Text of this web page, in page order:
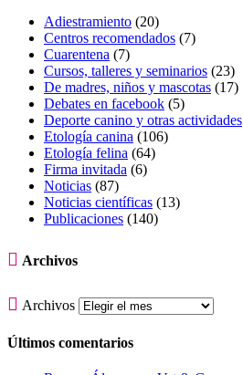
Adiestramiento (20)
Centros recomendados (7)
Cuarentena (7)
Cursos, talleres y seminarios (23)
De madres, niños y mascotas (17)
Debates en facebook (5)
Deporte canino y otras actividades
Etología canina (106)
Etología felina (64)
Firma invitada (6)
Noticias (87)
Noticias científicas (13)
Publicaciones (140)
 Archivos
 Archivos
Últimos comentarios